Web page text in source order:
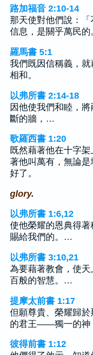
路加福音 2:10-14
那天使對他們說：
信息，是關乎萬民
羅馬書 5:1
我們既因信稱義，
相和。
以弗所書 2:14-18
因他使我們和睦，
斷的牆，…
歌羅西書 1:20
既然藉著他在十字
著他叫萬有，無論
好了。
glory.
以弗所書 1:6,12
使他榮耀的恩典得
賜給我們的。…
以弗所書 3:10,21
為要藉著教會，使
百般的智慧。…
提摩太前書 1:17
但願尊貴、榮耀歸
的君王——獨一的神
彼得前書 1:12